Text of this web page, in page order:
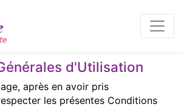
d'Utilisation
après en avoir pris
les présentes Conditions